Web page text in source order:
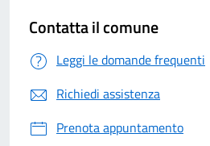
Contatta il comune
Leggi le domande frequenti
Richiedi assistenza
Prenota appuntamento